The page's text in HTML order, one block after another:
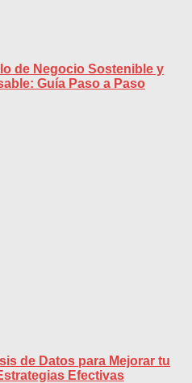
de Negocio Sostenible y
Guía Paso a Paso
de Datos para Mejorar tu
Efectivas